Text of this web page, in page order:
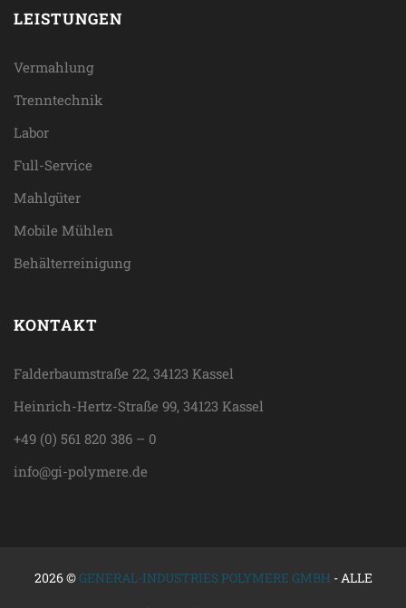
LEISTUNGEN
Vermahlung
Trenntechnik
Labor
Full-Service
Mahlgüter
Mobile Mühlen
Behälterreinigung
KONTAKT
Falderbaumstraße 22, 34123 Kassel
Heinrich-Hertz-Straße 99, 34123 Kassel
+49 (0) 561 820 386 – 0
info@gi-polymere.de
2026 ©GENERAL-INDUSTRIES POLYMERE GMBH - ALLE